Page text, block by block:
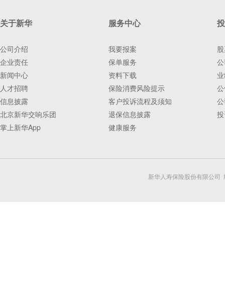
关于新华
公司介绍
企业责任
新闻中心
人才招聘
信息披露
北京新华交响乐团
掌上新华App
服务中心
我要报案
保单服务
资料下载
保险消费风险提示
客户投诉流程及须知
退保信息披露
健康服务
新华人寿保险股份有限公